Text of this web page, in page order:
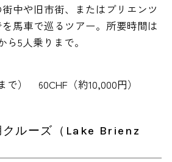
中や旧市街、またはブリエンツ
馬車で巡るツアー。所要時間は
5人乗りまで。
で） 60CHF（約10,000円）
クルーズ（Lake Brienz